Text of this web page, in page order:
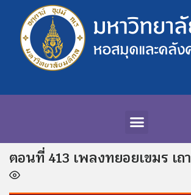
ตอนที่ 413 เพลงทยอยเขมร เถา